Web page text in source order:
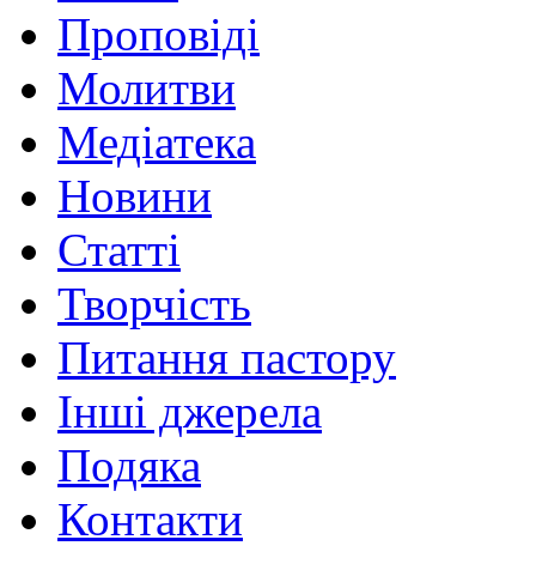
Проповіді
Молитви
Медіатека
Новини
Статті
Творчість
Питання пастору
Інші джерела
Подяка
Контакти